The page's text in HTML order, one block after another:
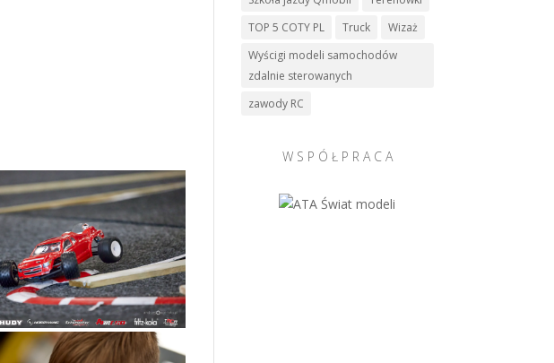
TOP 5 COTY PL
Truck
Wizaż
Wyścigi modeli samochodów
zdalnie sterowanych
zawody RC
W S P Ó Ł P R A C A